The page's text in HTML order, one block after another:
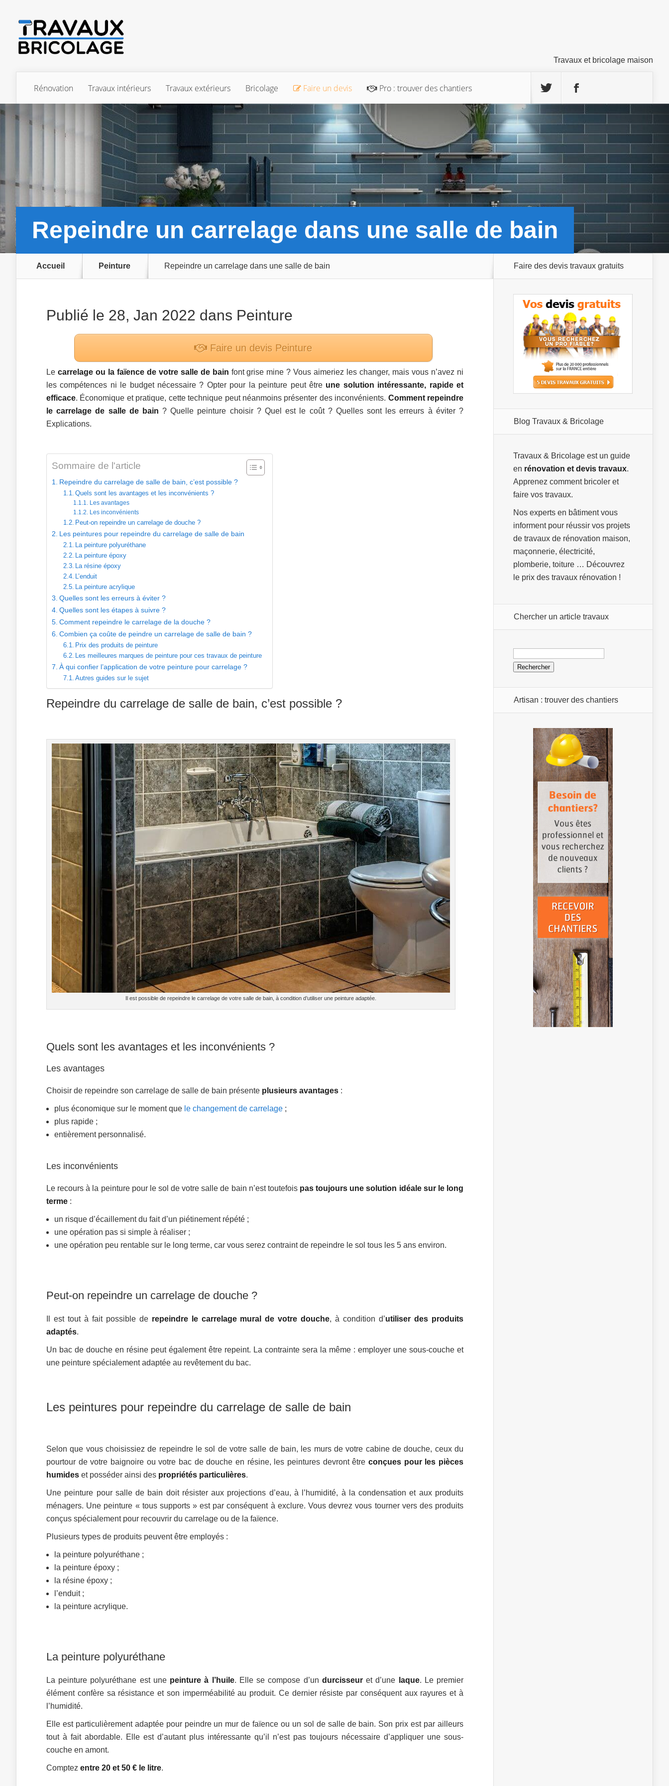
Travaux et bricolage maison
Rénovation Travaux intérieurs Travaux extérieurs Bricolage Faire un devis Pro : trouver des chantiers
Repeindre un carrelage dans une salle de bain
Accueil Peinture Repeindre un carrelage dans une salle de bain
Publié le 28, Jan 2022 dans Peinture
Faire un devis Peinture
Le carrelage ou la faïence de votre salle de bain font grise mine ? Vous aimeriez les changer, mais vous n’avez ni
les compétences ni le budget nécessaire ? Opter pour la peinture peut être une solution intéressante, rapide et
efficace. Économique et pratique, cette technique peut néanmoins présenter des inconvénients. Comment repeindre
le carrelage de salle de bain ? Quelle peinture choisir ? Quel est le coût ? Quelles sont les erreurs à éviter ?
Explications.
Sommaire de l'article
Repeindre du carrelage de salle de bain, c’est possible ?
Quels sont les avantages et les inconvénients ?
Les avantages
Les inconvénients
Peut-on repeindre un carrelage de douche ?
Les peintures pour repeindre du carrelage de salle de bain
La peinture polyuréthane
La peinture époxy
La résine époxy
L’enduit
La peinture acrylique
Quelles sont les erreurs à éviter ?
Quelles sont les étapes à suivre ?
Comment repeindre le carrelage de la douche ?
Combien ça coûte de peindre un carrelage de salle de bain ?
Prix des produits de peinture
Les meilleures marques de peinture pour ces travaux de peinture
À qui confier l’application de votre peinture pour carrelage ?
Autres guides sur le sujet
Repeindre du carrelage de salle de bain, c’est possible ?
Il est possible de repeindre le carrelage de votre salle de bain, à condition d’utiliser une peinture adaptée.
Quels sont les avantages et les inconvénients ?
Les avantages
Choisir de repeindre son carrelage de salle de bain présente plusieurs avantages :
plus économique sur le moment que le changement de carrelage ;
plus rapide ;
entièrement personnalisé.
Les inconvénients
Le recours à la peinture pour le sol de votre salle de bain n’est toutefois pas toujours une solution idéale sur le long
terme :
un risque d’écaillement du fait d’un piétinement répété ;
une opération pas si simple à réaliser ;
une opération peu rentable sur le long terme, car vous serez contraint de repeindre le sol tous les 5 ans environ.
Peut-on repeindre un carrelage de douche ?
Il est tout à fait possible de repeindre le carrelage mural de votre douche, à condition d’utiliser des produits
adaptés.
Un bac de douche en résine peut également être repeint. La contrainte sera la même : employer une sous-couche et
une peinture spécialement adaptée au revêtement du bac.
Les peintures pour repeindre du carrelage de salle de bain
Selon que vous choisissiez de repeindre le sol de votre salle de bain, les murs de votre cabine de douche, ceux du
pourtour de votre baignoire ou votre bac de douche en résine, les peintures devront être conçues pour les pièces
humides et posséder ainsi des propriétés particulières.
Une peinture pour salle de bain doit résister aux projections d’eau, à l’humidité, à la condensation et aux produits
ménagers. Une peinture « tous supports » est par conséquent à exclure. Vous devrez vous tourner vers des produits
conçus spécialement pour recouvrir du carrelage ou de la faïence.
Plusieurs types de produits peuvent être employés :
la peinture polyuréthane ;
la peinture époxy ;
la résine époxy ;
l’enduit ;
la peinture acrylique.
La peinture polyuréthane
La peinture polyuréthane est une peinture à l’huile. Elle se compose d’un durcisseuret d’une laque. Le premier
élément confère sa résistance et son imperméabilité au produit. Ce dernier résiste par conséquent aux rayures et à
l’humidité.
Elle est particulièrement adaptée pour peindre un mur de faïence ou un sol de salle de bain. Son prix est par ailleurs
tout à fait abordable. Elle est d’autant plus intéressante qu’il n’est pas toujours nécessaire d’appliquer une sous-
couche en amont.
Comptez entre 20 et 50 € le litre.
Faire des devis travaux gratuits
Blog Travaux & Bricolage
Travaux & Bricolage est un guide
en rénovation et devis travaux.
Apprenez comment bricoler et
faire vos travaux.
Nos experts en bâtiment vous
informent pour réussir vos projets
de travaux de rénovation maison,
maçonnerie, électricité,
plomberie, toiture … Découvrez
le prix des travaux rénovation !
Chercher un article travaux
Rechercher :
Artisan : trouver des chantiers